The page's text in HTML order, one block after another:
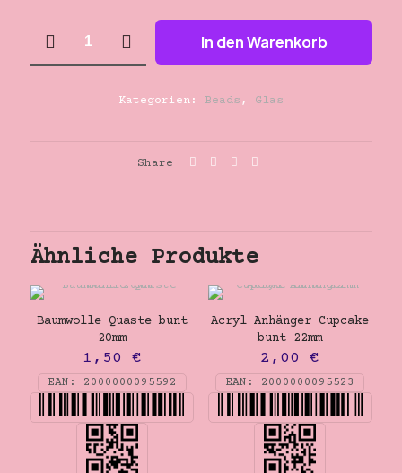
In den Warenkorb
Kategorien: Beads , Glas
Share
Ähnliche Produkte
Baumwolle Quaste bunt
20mm
1,50 €
EAN: 2000000095592
Acryl Anhänger Cupcake
bunt 22mm
2,00€
EAN: 2000000095523